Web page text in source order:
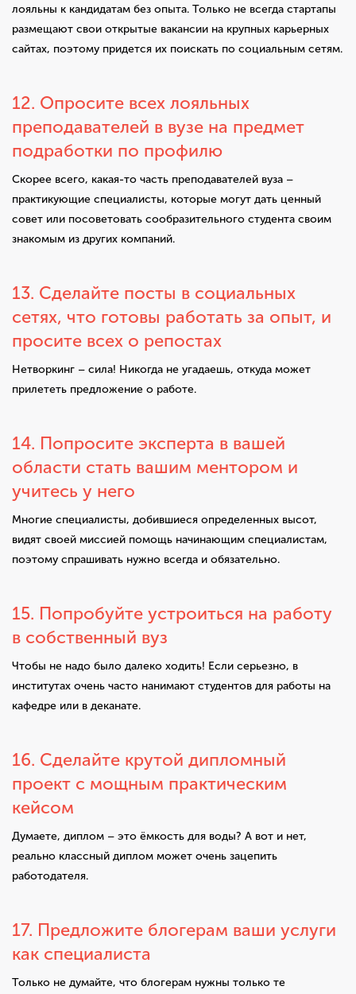
лояльны к кандидатам без опыта. Только не всегда стартапы
размещают свои открытые вакансии на крупных карьерных
сайтах, поэтому придется их поискать по социальным сетям.
12. Опросите всех лояльных
преподавателей в вузе на предмет
подработки по профилю
Скорее всего, какая-то часть преподавателей вуза –
практикующие специалисты, которые могут дать ценный
совет или посоветовать сообразительного студента своим
знакомым из других компаний.
13. Сделайте посты в социальных
сетях, что готовы работать за опыт, и
просите всех о репостах
Нетворкинг – сила! Никогда не угадаешь, откуда может
прилететь предложение о работе.
14. Попросите эксперта в вашей
области стать вашим ментором и
учитесь у него
Многие специалисты, добившиеся определенных высот,
видят своей миссией помощь начинающим специалистам,
поэтому спрашивать нужно всегда и обязательно.
15. Попробуйте устроиться на работу
в собственный вуз
Чтобы не надо было далеко ходить! Если серьезно, в
институтах очень часто нанимают студентов для работы на
кафедре или в деканате.
16. Сделайте крутой дипломный
проект с мощным практическим
кейсом
Думаете, диплом – это ёмкость для воды? А вот и нет,
реально классный диплом может очень зацепить
работодателя.
17. Предложите блогерам ваши услуги
как специалиста
Только не думайте, что блогерам нужны только те